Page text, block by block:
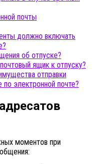
почты
должно включать
об отпуске?
ящик к отпуску?
отправки
электронной почте?
моментов при